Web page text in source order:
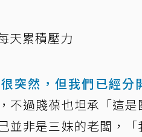
天累積壓力
突然，但我們已經分
不過賤葆也坦承「這是
並非是三妹的老闆，「